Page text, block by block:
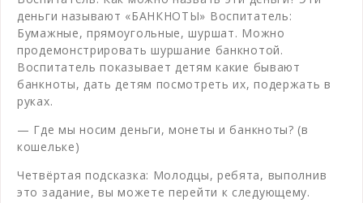
деньги называют «БАНКНОТЫ» Воспитатель:
Бумажные, прямоугольные, шуршат. Можно
продемонстрировать шуршание банкнотой.
Воспитатель показывает детям какие бывают
банкноты, дать детям посмотреть их, подержать в
руках.
— Где мы носим деньги, монеты и банкноты? (в
кошельке)
Четвёртая подсказка: Молодцы, ребята, выполнив
это задание, вы можете перейти к следующему.